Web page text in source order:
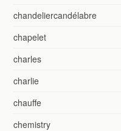
chandeliercandélabre
chapelet
charles
charlie
chauffe
chemistry